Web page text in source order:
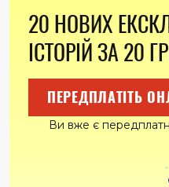
20 НОВИХ
ІСТОРІЙ ЗА 20
ПЕРЕДПЛАТІТЬ
Ви вже є